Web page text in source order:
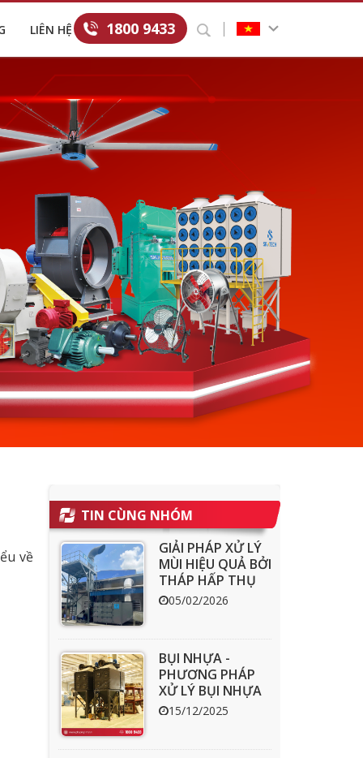
LIÊN HỆ 1800 9433
về
TIN CÙNG NHÓM
GIẢI PHÁP XỬ LÝ
MÙI HIỆU QUẢ BỞI
THÁP HẤP THỤ
THAN HOẠT
05/02/2026
BỤI NHỰA -
PHƯƠNG PHÁP
XỬ LÝ BỤI NHỰA
HIỆU QUẢ
15/12/2025